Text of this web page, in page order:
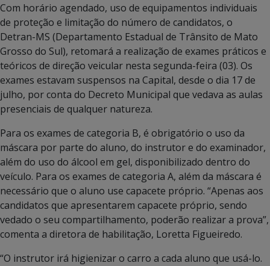
Com horário agendado, uso de equipamentos individuais
de proteção e limitação do número de candidatos, o
Detran-MS (Departamento Estadual de Trânsito de Mato
Grosso do Sul), retomará a realização de exames práticos e
teóricos de direção veicular nesta segunda-feira (03). Os
exames estavam suspensos na Capital, desde o dia 17 de
julho, por conta do Decreto Municipal que vedava as aulas
presenciais de qualquer natureza.
Para os exames de categoria B, é obrigatório o uso da
máscara por parte do aluno, do instrutor e do examinador,
além do uso do álcool em gel, disponibilizado dentro do
veículo. Para os exames de categoria A, além da máscara é
necessário que o aluno use capacete próprio. “Apenas aos
candidatos que apresentarem capacete próprio, sendo
vedado o seu compartilhamento, poderão realizar a prova”,
comenta a diretora de habilitação, Loretta Figueiredo.
“O instrutor irá higienizar o carro a cada aluno que usá-lo.